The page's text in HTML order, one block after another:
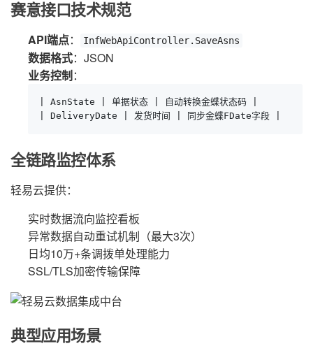
赛意接口技术规范
API端点： InfWebApiController.SaveAsns
数据格式：JSON
业务控制：
| AsnState | 单据状态 | 自动转换金蝶状态码 |
| DeliveryDate | 发货时间 | 同步金蝶FDate字段 |
全链路监控体系
轻易云提供：
实时数据流向监控看板
异常数据自动重试机制（最大3次）
日均10万+条调拨单处理能力
SSL/TLS加密传输保障
典型应用场景